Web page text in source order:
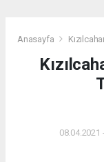
Anasayfa
08.04.2021